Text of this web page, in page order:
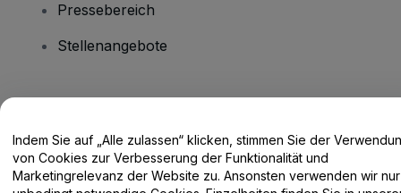
Pressebereich
Stellenangebote
Hilfe-Center / Kontakt
Indem Sie auf „Alle zulassen“ klicken, stimmen Sie der
von Cookies zur Verbesserung der Funktionalität und
Marketingrelevanz der Website zu. Ansonsten verwenden wir nur